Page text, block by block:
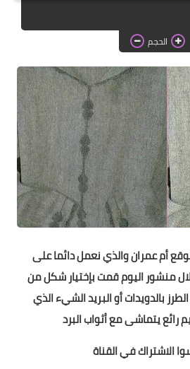
دروس الراندة للمبتدئات
اللباس التقليدي الحجم
أم عمران والذي نعمل دائما على
منشور اليوم قمت بإختيار شكل من
بالدويدات أو البريد الشيء الذي
يتماشى مع أثواب البرد
الاشتراك في القناة